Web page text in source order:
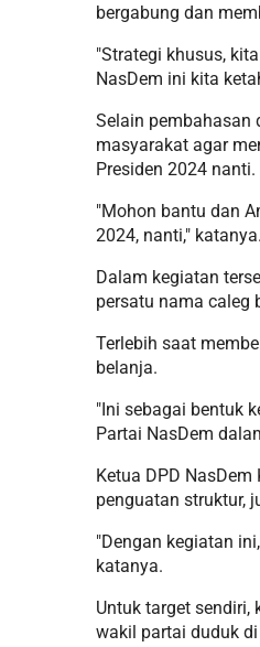
bergabung dan
"Strategi khusus,
NasDem ini kita
Selain pembahasan
masyarakat agar
Presiden 2024 nanti.
"Mohon bantu dan
2024, nanti," katanya.
Dalam kegiatan
persatu nama caleg
Terlebih saat
belanja.
"Ini sebagai bentuk
Partai NasDem
Ketua DPD
penguatan struktur,
"Dengan kegiatan
katanya.
Untuk target
wakil partai duduk